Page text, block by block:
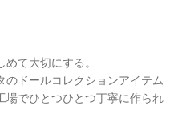
て大切にする。
のドールコレクションアイテム
場でひとつひとつ丁寧に作られ